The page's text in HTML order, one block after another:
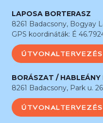
LAPOSA BORTERASZ
8261 Badacsony, Bogyay
GPS koordináták: É
ÚTVONALTERVEZÉS
BORÁSZAT / HABLEÁNY
8261 Badacsony, Park u.
ÚTVONALTERVEZÉS